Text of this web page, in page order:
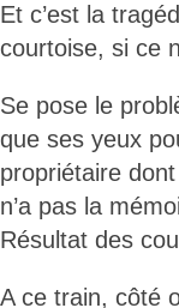
Et c’est la
courtoise, si ce
Se pose le
que ses yeux
propriétaire
n’a pas la
Résultat des
A ce train, côté